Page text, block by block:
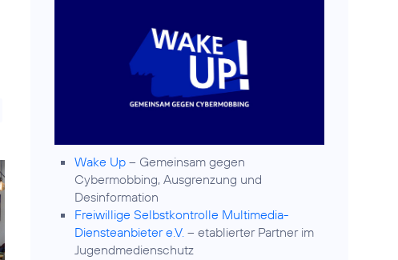
Wake Up – Gemeinsam gegen
Cybermobbing, Ausgrenzung und
Desinformation
Freiwillige Selbstkontrolle Multimedia-
Diensteanbieter e.V. – etablierter Partner im
Jugendmedienschutz